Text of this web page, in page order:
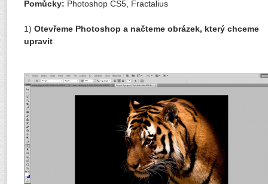
Pomůcky: Photoshop CS5, Fractalius
1) Otevřeme Photoshop a načteme obrázek, který chceme
upravit